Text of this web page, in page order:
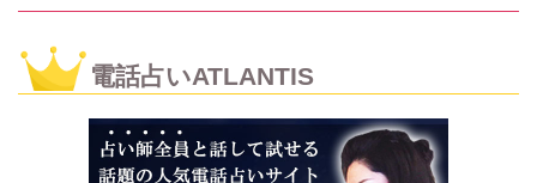
電話占いATLANTIS